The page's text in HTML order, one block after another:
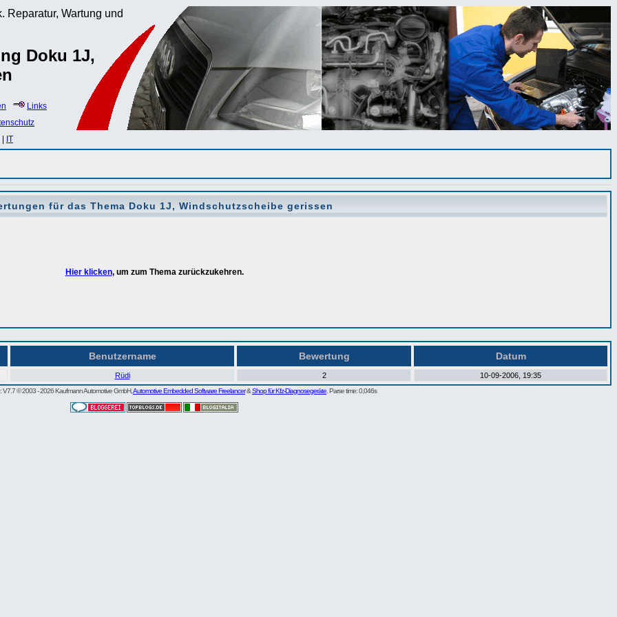
Reparatur, Wartung und
Doku 1J,
Links
IT
für das Thema Doku 1J, Windschutzscheibe gerissen
Hier klicken, um zum Thema zurückzukehren.
Benutzername Bewertung Datum
Rüdi 2 10-09-2006, 19:35
V7.7 © 2003 - 2026 Kaufmann Automotive GmbH,Automotive Embedded Software Freelancer&Shop für Kfz-Diagnosegeräte . Parse time: 0,046s